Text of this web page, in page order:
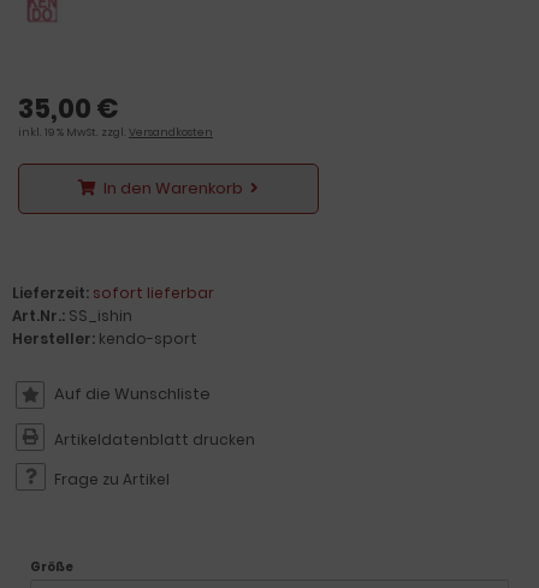
35,00 €
inkl. 19 % MwSt. zzgl. Versandkosten
In den Warenkorb
Lieferzeit: sofort lieferbar
Art.Nr.: SS_ishin
Hersteller: kendo-sport
Artikeldatenblatt drucken
Frage zu Artikel
Größe